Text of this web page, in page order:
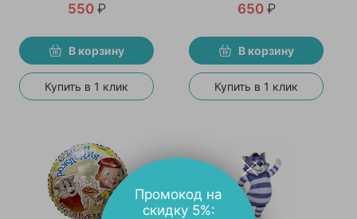
550 ₽
В корзину
Купить в 1 клик
650 ₽
В корзину
Купить в 1 клик
Промокод на
скидку 5%: